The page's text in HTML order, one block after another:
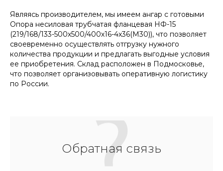
Являясь производителем, мы имеем ангар с готовыми
Опора несиловая трубчатая фланцевая НФ-15
(219/168/133-500х500/400х16-4х36(М30)), что позволяет
своевременно осуществлять отгрузку нужного
количества продукции и предлагать выгодные условия
ее приобретения. Склад расположен в Подмосковье,
что позволяет организовывать оперативную логистику
по России.
Обратная связь